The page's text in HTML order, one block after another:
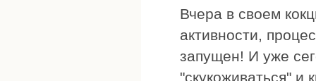
Вчера в своем
активности,
запущен! И уже
"скукоживаться" и